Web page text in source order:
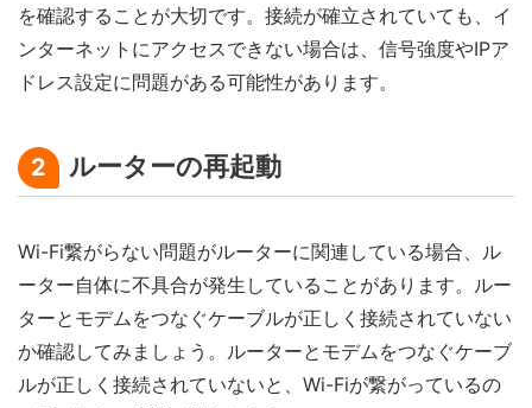
を確認することが大切です。接続が確立されていても、イ
ンターネットにアクセスできない場合は、信号強度やIPア
ドレス設定に問題がある可能性があります。
2 ルーターの再起動
Wi-Fi繋がらない問題がルーターに関連している場合、ル
ーター自体に不具合が発生していることがあります。ルー
ターとモデムをつなぐケーブルが正しく接続されていない
か確認してみましょう。ルーターとモデムをつなぐケーブ
ルが正しく接続されていないと、Wi-Fiが繋がっているの